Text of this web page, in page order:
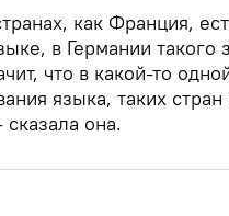
как Франция,
в Германии такого
что в какой-то
языка, таких
она.